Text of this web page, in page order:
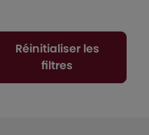
Réinitialiser les
filtres